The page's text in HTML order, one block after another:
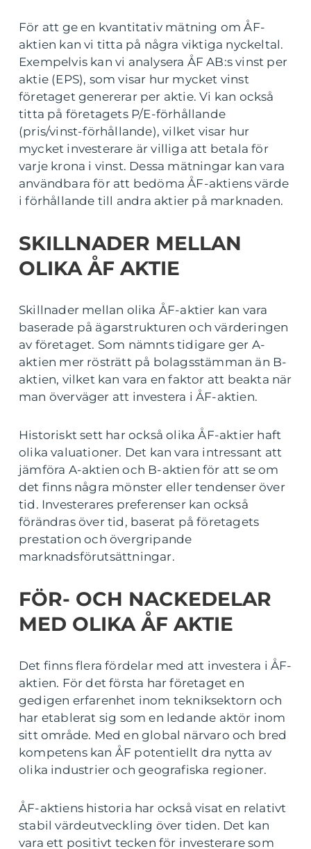
För att ge en kvantitativ mätning om ÅF-
aktien kan vi titta på några viktiga nyckeltal.
Exempelvis kan vi analysera ÅF AB:s vinst per
aktie (EPS), som visar hur mycket vinst
företaget genererar per aktie. Vi kan också
titta på företagets P/E-förhållande
(pris/vinst-förhållande), vilket visar hur
mycket investerare är villiga att betala för
varje krona i vinst. Dessa mätningar kan vara
användbara för att bedöma ÅF-aktiens värde
i förhållande till andra aktier på marknaden.
SKILLNADER MELLAN
OLIKA ÅF AKTIE
Skillnader mellan olika ÅF-aktier kan vara
baserade på ägarstrukturen och värderingen
av företaget. Som nämnts tidigare ger A-
aktien mer rösträtt på bolagsstämman än B-
aktien, vilket kan vara en faktor att beakta när
man överväger att investera i ÅF-aktien.
Historiskt sett har också olika ÅF-aktier haft
olika valuationer. Det kan vara intressant att
jämföra A-aktien och B-aktien för att se om
det finns några mönster eller tendenser över
tid. Investerares preferenser kan också
förändras över tid, baserat på företagets
prestation och övergripande
marknadsförutsättningar.
FÖR- OCH NACKEDELAR
MED OLIKA ÅF AKTIE
Det finns flera fördelar med att investera i ÅF-
aktien. För det första har företaget en
gedigen erfarenhet inom tekniksektorn och
har etablerat sig som en ledande aktör inom
sitt område. Med en global närvaro och bred
kompetens kan ÅF potentiellt dra nytta av
olika industrier och geografiska regioner.
ÅF-aktiens historia har också visat en relativt
stabil värdeutveckling över tiden. Det kan
vara ett positivt tecken för investerare som